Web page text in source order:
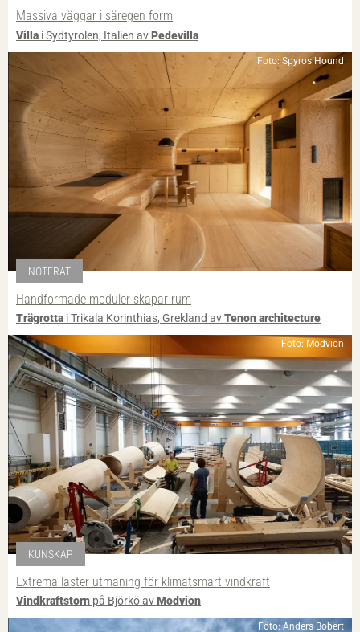
Massiva väggar i säregen form
Villa i Sydtyrolen, Italien avPedevilla
Foto: Spyros Hound
NOTERAT
Handformade moduler skapar rum
Trägrotta i Trikala Korinthias, Grekland avTenon architecture
Foto: Modvion
KUNSKAP
Extrema laster utmaning för klimatsmart vindkraft
Vindkraftstorn på Björkö avModvion
Foto: Anders Bobert